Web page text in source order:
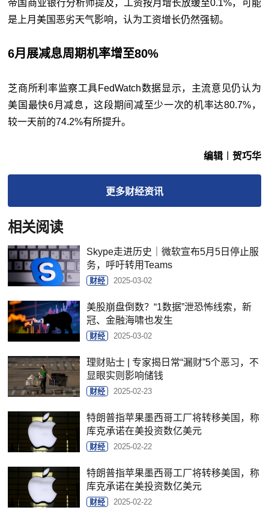
帝国商业银行分析师提及，工资按月增长放缓至0.1%，可能
是上月美国恶劣天气影响，认为工资增长仍然强韧。
6月展减息周期机率增至80%
芝商所利率监察工具FedWatch数据显示，主流意见仍认为
美国最快6月减息，这段期间减至少一次的机率达80.7%，
较一天前的74.2%有所提升。
编辑︱贺巧华
更多财经资讯
相关阅读
Skype走进历史｜微软宣布5月5日停止服
务，呼吁转用Teams
财经 2025-03-02
美股崩盘倒数？“1数据”泄恐怖线索，新
冠、金融海啸也发生
财经 2025-03-02
理财贴士 | 专家揭日常“漏财”5个恶习，不
显眼实则影响储钱
财经 2025-02-23
特朗普指苹果墨西哥工厂将转移美国，称
库克承诺在美投资数亿美元
财经 2025-02-22
特朗普指苹果墨西哥工厂将转移美国，称
库克承诺在美投资数亿美元
财经 2025-02-22